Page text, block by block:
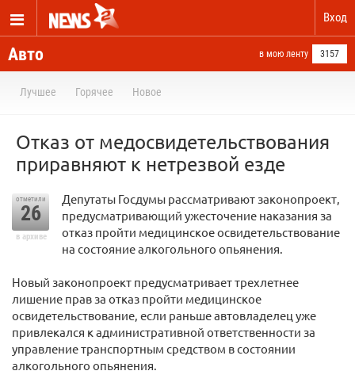
Вход
Авто в мою ленту 3157
Лучшее Горячее Новое
Отказ от медосвидетельствования
приравняют к нетрезвой езде
отметили
26
в архиве
Депутаты Госдумы рассматривают законопроект,
предусматривающий ужесточение наказания за
отказ пройти медицинское освидетельствование
на состояние алкогольного опьянения.
Новый законопроект предусматривает трехлетнее
лишение прав за отказ пройти медицинское
освидетельствование, если раньше автовладелец уже
привлекался к административной ответственности за
управление транспортным средством в состоянии
алкогольного опьянения.